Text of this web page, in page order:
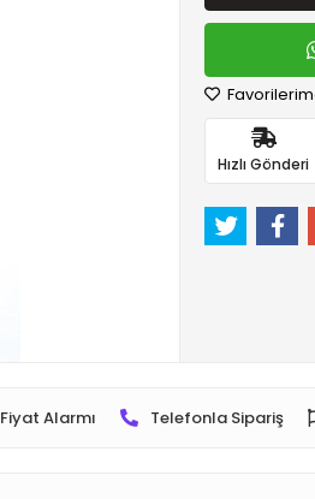
Hızlı Gönderi
Fiyat Alarmı Telefonla Sipariş